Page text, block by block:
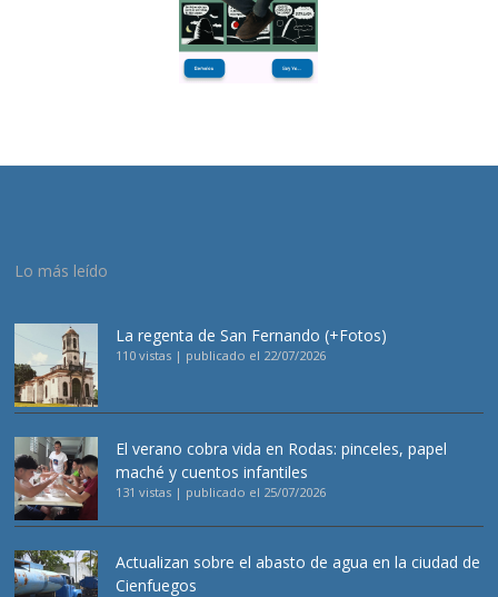
Lo más leído
La regenta de San Fernando (+Fotos)
110 vistas | publicado el 22/07/2026
El verano cobra vida en Rodas: pinceles, papel
maché y cuentos infantiles
131 vistas | publicado el 25/07/2026
Actualizan sobre el abasto de agua en la ciudad de
Cienfuegos